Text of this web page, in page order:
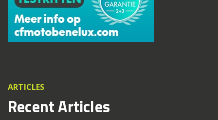
ARTICLES
Recent Articles